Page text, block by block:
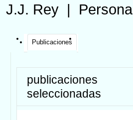
J.J. Rey Persona
Publicaciones
publicaciones
seleccionadas